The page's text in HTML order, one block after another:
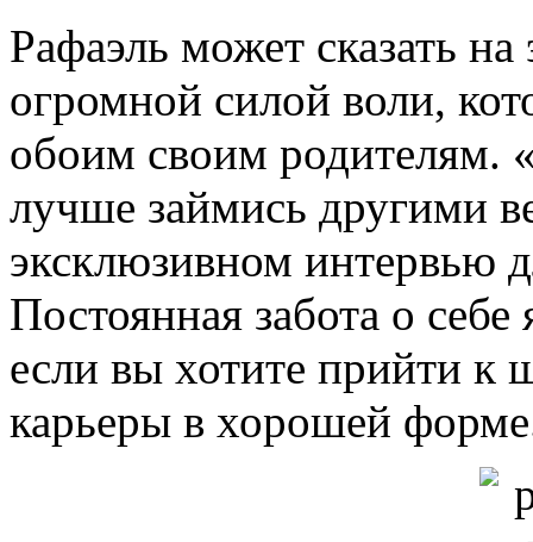
Рафаэль может сказать на
огромной силой воли,
обоим своим родителям.
лучше займись другими
эксклюзивном интервью
Постоянная забота о
если вы хотите прийти к
карьеры в хорошей